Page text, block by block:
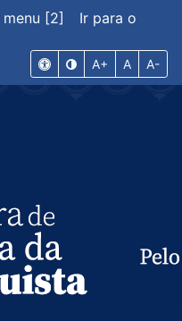
[2]
Ir para o
A+ A A-